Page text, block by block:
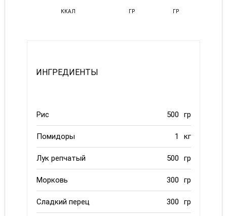
ККАЛ ГР ГР
ИНГРЕДИЕНТЫ
Рис 500 гр
Помидоры 1 кг
Лук репчатый 500 гр
Морковь 300 гр
Сладкий перец 300 гр